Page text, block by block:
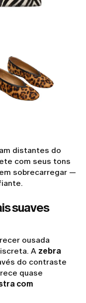
distantes do
com seus tons
sobrecarregar —
suaves
ousada
A zebra
do contraste
quase
com